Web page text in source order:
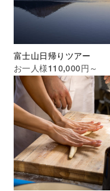
富士山日帰りツアー
お一人様110,000円～